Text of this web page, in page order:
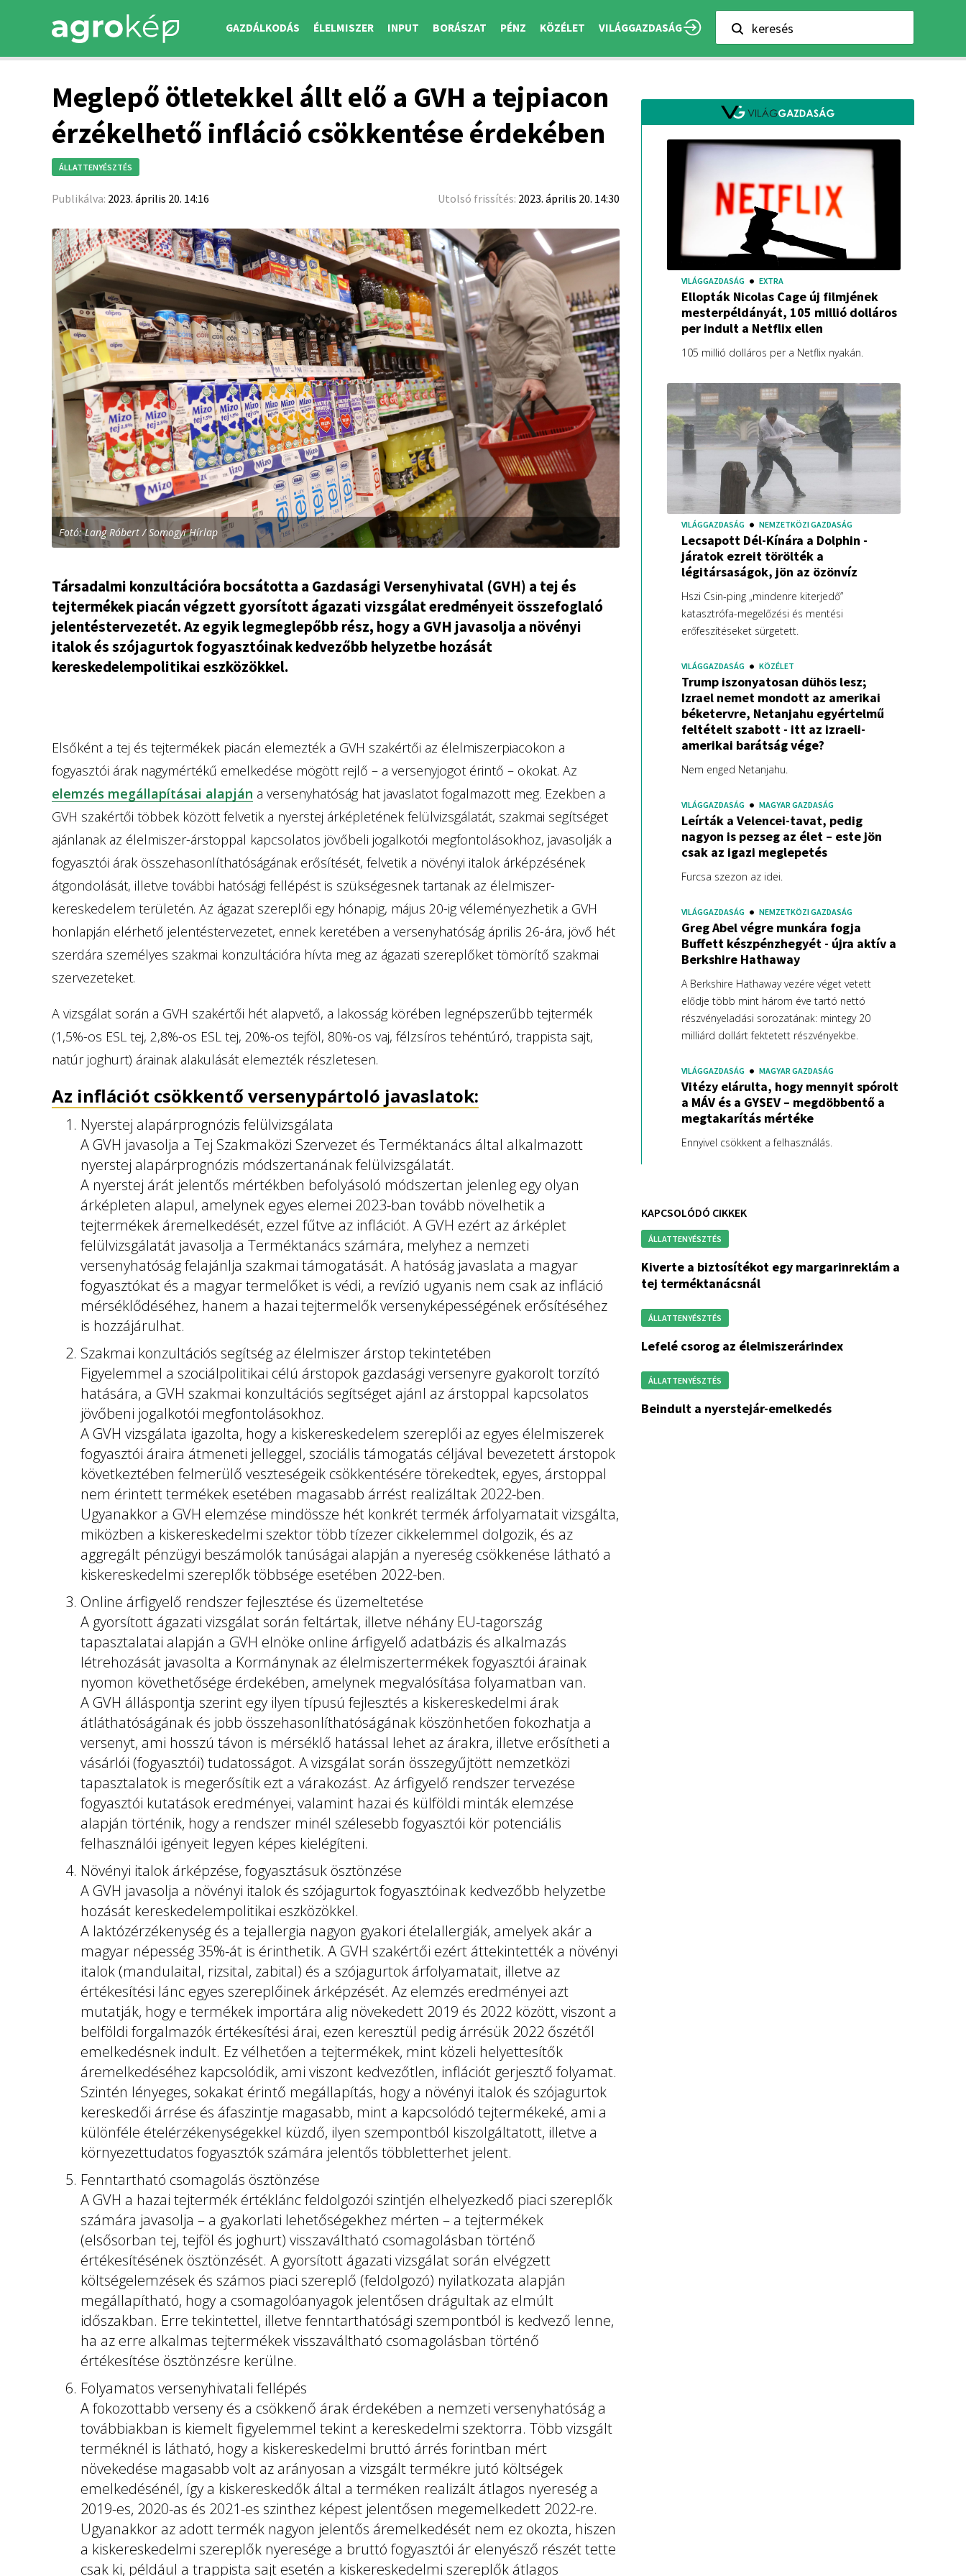
GAZDÁLKODÁS ÉLELMISZER INPUT BORÁSZAT PÉNZ KÖZÉLET VILÁGGAZDASÁG keresés
Meglepő ötletekkel állt elő a GVH a tejpiacon
érzékelhető infláció csökkentése érdekében
ÁLLATTENYÉSZTÉS
Publikálva: 2023. április 20. 14:16 Utolsó frissítés: 2023. április 20. 14:30
Fotó: Lang Róbert / Somogyi Hírlap
Társadalmi konzultációra bocsátotta a Gazdasági Versenyhivatal (GVH) a tej és
tejtermékek piacán végzett gyorsított ágazati vizsgálat eredményeit összefoglaló
jelentéstervezetét. Az egyik legmeglepőbb rész, hogy a GVH javasolja a növényi
italok és szójagurtok fogyasztóinak kedvezőbb helyzetbe hozását
kereskedelempolitikai eszközökkel.
Elsőként a tej és tejtermékek piacán elemezték a GVH szakértői az élelmiszerpiacokon a
fogyasztói árak nagymértékű emelkedése mögött rejlő – a versenyjogot érintő – okokat. Az
elemzés megállapításai alapján a versenyhatóság hat javaslatot fogalmazott meg. Ezekben a
GVH szakértői többek között felvetik a nyerstej árképletének felülvizsgálatát, szakmai segítséget
ajánlanak az élelmiszer-árstoppal kapcsolatos jövőbeli jogalkotói megfontolásokhoz, javasolják a
fogyasztói árak összehasonlíthatóságának erősítését, felvetik a növényi italok árképzésének
átgondolását, illetve további hatósági fellépést is szükségesnek tartanak az élelmiszer-
kereskedelem területén. Az ágazat szereplői egy hónapig, május 20-ig véleményezhetik a GVH
honlapján elérhető jelentéstervezetet, ennek keretében a versenyhatóság április 26-ára, jövő hét
szerdára személyes szakmai konzultációra hívta meg az ágazati szereplőket tömörítő szakmai
szervezeteket.
A vizsgálat során a GVH szakértői hét alapvető, a lakosság körében legnépszerűbb tejtermék
(1,5%-os ESL tej, 2,8%-os ESL tej, 20%-os tejföl, 80%-os vaj, félzsíros tehéntúró, trappista sajt,
natúr joghurt) árainak alakulását elemezték részletesen.
Az inflációt csökkentő versenypártoló javaslatok:
Nyerstej alapárprognózis felülvizsgálata
A GVH javasolja a Tej Szakmaközi Szervezet és Terméktanács által alkalmazott
nyerstej alapárprognózis módszertanának felülvizsgálatát.
A nyerstej árát jelentős mértékben befolyásoló módszertan jelenleg egy olyan
árképleten alapul, amelynek egyes elemei 2023-ban tovább növelhetik a
tejtermékek áremelkedését, ezzel fűtve az inflációt. A GVH ezért az árképlet
felülvizsgálatát javasolja a Terméktanács számára, melyhez a nemzeti
versenyhatóság felajánlja szakmai támogatását. A hatóság javaslata a magyar
fogyasztókat és a magyar termelőket is védi, a revízió ugyanis nem csak az infláció
mérséklődéséhez, hanem a hazai tejtermelők versenyképességének erősítéséhez
is hozzájárulhat.
Szakmai konzultációs segítség az élelmiszer árstop tekintetében
Figyelemmel a szociálpolitikai célú árstopok gazdasági versenyre gyakorolt torzító
hatására, a GVH szakmai konzultációs segítséget ajánl az árstoppal kapcsolatos
jövőbeni jogalkotói megfontolásokhoz.
A GVH vizsgálata igazolta, hogy a kiskereskedelem szereplői az egyes élelmiszerek
fogyasztói áraira átmeneti jelleggel, szociális támogatás céljával bevezetett árstopok
következtében felmerülő veszteségeik csökkentésére törekedtek, egyes, árstoppal
nem érintett termékek esetében magasabb árrést realizáltak 2022-ben.
Ugyanakkor a GVH elemzése mindössze hét konkrét termék árfolyamatait vizsgálta,
miközben a kiskereskedelmi szektor több tízezer cikkelemmel dolgozik, és az
aggregált pénzügyi beszámolók tanúságai alapján a nyereség csökkenése látható a
kiskereskedelmi szereplők többsége esetében 2022-ben.
Online árfigyelő rendszer fejlesztése és üzemeltetése
A gyorsított ágazati vizsgálat során feltártak, illetve néhány EU-tagország
tapasztalatai alapján a GVH elnöke online árfigyelő adatbázis és alkalmazás
létrehozását javasolta a Kormánynak az élelmiszertermékek fogyasztói árainak
nyomon követhetősége érdekében, amelynek megvalósítása folyamatban van.
A GVH álláspontja szerint egy ilyen típusú fejlesztés a kiskereskedelmi árak
átláthatóságának és jobb összehasonlíthatóságának köszönhetően fokozhatja a
versenyt, ami hosszú távon is mérséklő hatással lehet az árakra, illetve erősítheti a
vásárlói (fogyasztói) tudatosságot. A vizsgálat során összegyűjtött nemzetközi
tapasztalatok is megerősítik ezt a várakozást. Az árfigyelő rendszer tervezése
fogyasztói kutatások eredményei, valamint hazai és külföldi minták elemzése
alapján történik, hogy a rendszer minél szélesebb fogyasztói kör potenciális
felhasználói igényeit legyen képes kielégíteni.
Növényi italok árképzése, fogyasztásuk ösztönzése
A GVH javasolja a növényi italok és szójagurtok fogyasztóinak kedvezőbb helyzetbe
hozását kereskedelempolitikai eszközökkel.
A laktózérzékenység és a tejallergia nagyon gyakori ételallergiák, amelyek akár a
magyar népesség 35%-át is érinthetik. A GVH szakértői ezért áttekintették a növényi
italok (mandulaital, rizsital, zabital) és a szójagurtok árfolyamatait, illetve az
értékesítési lánc egyes szereplőinek árképzését. Az elemzés eredményei azt
mutatják, hogy e termékek importára alig növekedett 2019 és 2022 között, viszont a
belföldi forgalmazók értékesítési árai, ezen keresztül pedig árrésük 2022 őszétől
emelkedésnek indult. Ez vélhetően a tejtermékek, mint közeli helyettesítők
áremelkedéséhez kapcsolódik, ami viszont kedvezőtlen, inflációt gerjesztő folyamat.
Szintén lényeges, sokakat érintő megállapítás, hogy a növényi italok és szójagurtok
kereskedői árrése és áfaszintje magasabb, mint a kapcsolódó tejtermékeké, ami a
különféle ételérzékenységekkel küzdő, ilyen szempontból kiszolgáltatott, illetve a
környezettudatos fogyasztók számára jelentős többletterhet jelent.
Fenntartható csomagolás ösztönzése
A GVH a hazai tejtermék értéklánc feldolgozói szintjén elhelyezkedő piaci szereplők
számára javasolja – a gyakorlati lehetőségekhez mérten – a tejtermékek
(elsősorban tej, tejföl és joghurt) visszaváltható csomagolásban történő
értékesítésének ösztönzését. A gyorsított ágazati vizsgálat során elvégzett
költségelemzések és számos piaci szereplő (feldolgozó) nyilatkozata alapján
megállapítható, hogy a csomagolóanyagok jelentősen drágultak az elmúlt
időszakban. Erre tekintettel, illetve fenntarthatósági szempontból is kedvező lenne,
ha az erre alkalmas tejtermékek visszaváltható csomagolásban történő
értékesítése ösztönzésre kerülne.
Folyamatos versenyhivatali fellépés
A fokozottabb verseny és a csökkenő árak érdekében a nemzeti versenyhatóság a
továbbiakban is kiemelt figyelemmel tekint a kereskedelmi szektorra. Több vizsgált
terméknél is látható, hogy a kiskereskedelmi bruttó árrés forintban mért
növekedése magasabb volt az arányosan a vizsgált termékre jutó költségek
emelkedésénél, így a kiskereskedők által a terméken realizált átlagos nyereség a
2019-es, 2020-as és 2021-es szinthez képest jelentősen megemelkedett 2022-re.
Ugyanakkor az adott termék nagyon jelentős áremelkedését nem ez okozta, hiszen
a kiskereskedelmi szereplők nyeresége a bruttó fogyasztói ár elenyésző részét tette
csak ki, például a trappista sajt esetén a kiskereskedelmi szereplők átlagos
VILÁGGAZDASÁG EXTRA
Ellopták Nicolas Cage új filmjének
mesterpéldányát, 105 millió dolláros
per indult a Netflix ellen
105 millió dolláros per a Netflix nyakán.
VILÁGGAZDASÁG NEMZETKÖZI GAZDASÁG
Lecsapott Dél-Kínára a Dolphin -
járatok ezreit törölték a
légitársaságok, jön az özönvíz
Hszi Csin-ping „mindenre kiterjedő”
katasztrófa-megelőzési és mentési
erőfeszítéseket sürgetett.
VILÁGGAZDASÁG KÖZÉLET
Trump iszonyatosan dühös lesz;
Izrael nemet mondott az amerikai
béketervre, Netanjahu egyértelmű
feltételt szabott - itt az izraeli-
amerikai barátság vége?
Nem enged Netanjahu.
VILÁGGAZDASÁG MAGYAR GAZDASÁG
Leírták a Velencei-tavat, pedig
nagyon is pezseg az élet – este jön
csak az igazi meglepetés
Furcsa szezon az idei.
VILÁGGAZDASÁG NEMZETKÖZI GAZDASÁG
Greg Abel végre munkára fogja
Buffett készpénzhegyét - újra aktív a
Berkshire Hathaway
A Berkshire Hathaway vezére véget vetett
elődje több mint három éve tartó nettó
részvényeladási sorozatának: mintegy 20
milliárd dollárt fektetett részvényekbe.
VILÁGGAZDASÁG MAGYAR GAZDASÁG
Vitézy elárulta, hogy mennyit spórolt
a MÁV és a GYSEV – megdöbbentő a
megtakarítás mértéke
Ennyivel csökkent a felhasználás.
KAPCSOLÓDÓ CIKKEK
ÁLLATTENYÉSZTÉS
kiverte a biztosítékot egy margarinreklám a
tej terméktanácsnál
ÁLLATTENYÉSZTÉS
lefelé csorog az élelmiszerárindex
ÁLLATTENYÉSZTÉS
beindult a nyerstejár-emelkedés